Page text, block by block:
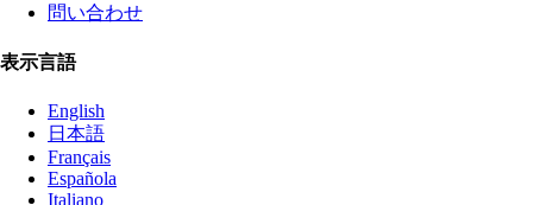
問い合わせ
表示言語
English
日本語
Français
Española
Italiano